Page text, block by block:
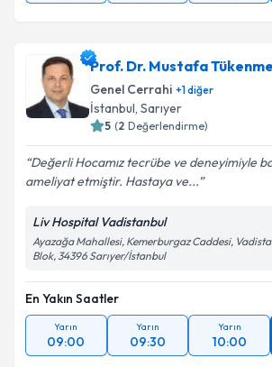
Prof. Dr. Mustafa
Genel Cerrahi +1diğer
İstanbul, Sarıyer
5 (2 Değerlendirme)
Değerli Hocamız tecrübe ve deneyimiyle
ameliyat etmiştir. Hastaya ve...
Liv Hospital Vadistanbul
Ayazağa Mahallesi, Kemerburgaz Caddesi,
Blok, 34396 Sarıyer/İstanbul
En Yakın Saatler
Yarın
09:00
Yarın
09:30
Yarın
10:00